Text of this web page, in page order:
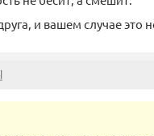
и вашем случае это